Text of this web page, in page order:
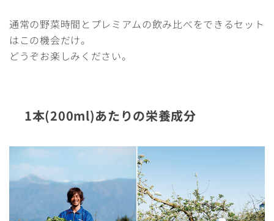
通常の野菜時間とプレミアムの飲み比べをできるセット
はこの機会だけ。
どうぞお楽しみください。
1本(200ml)あたりの栄養成分